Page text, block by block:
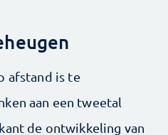
afstand is te
aan een tweetal
de ontwikkeling van